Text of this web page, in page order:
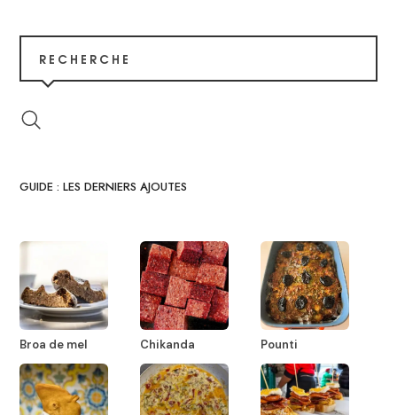
RECHERCHE
GUIDE : LES DERNIERS AJOUTES
Broa de mel Chikanda Pounti